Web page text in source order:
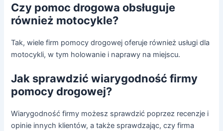
Czy pomoc drogowa obsługuje
również motocykle?
Tak, wiele firm pomocy drogowej oferuje również usługi dla
motocykli, w tym holowanie i naprawy na miejscu.
Jak sprawdzić wiarygodność firmy
pomocy drogowej?
Wiarygodność firmy możesz sprawdzić poprzez recenzje i
opinie innych klientów, a także sprawdzając, czy firma